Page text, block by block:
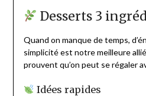
Desserts 3
Quand on manque de temps,
simplicité est notre meilleure
prouvent qu’on peut se régaler
Idées rapides